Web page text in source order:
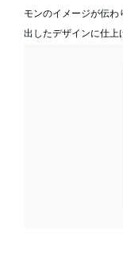
モンのイメージが伝
出したデザインに仕上